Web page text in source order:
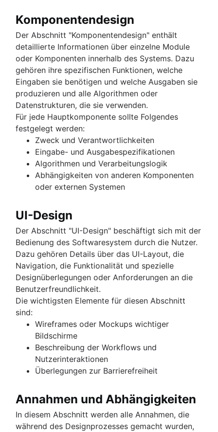
Komponentendesign
Der Abschnitt "Komponentendesign" enthält
detaillierte Informationen über einzelne Module
oder Komponenten innerhalb des Systems. Dazu
gehören ihre spezifischen Funktionen, welche
Eingaben sie benötigen und welche Ausgaben sie
produzieren und alle Algorithmen oder
Datenstrukturen, die sie verwenden.
Für jede Hauptkomponente sollte Folgendes
festgelegt werden:
Zweck und Verantwortlichkeiten
Eingabe- und Ausgabespezifikationen
Algorithmen und Verarbeitungslogik
Abhängigkeiten von anderen Komponenten
oder externen Systemen
UI-Design
Der Abschnitt "UI-Design" beschäftigt sich mit der
Bedienung des Softwaresystem durch die Nutzer.
Dazu gehören Details über das UI-Layout, die
Navigation, die Funktionalität und spezielle
Designüberlegungen oder Anforderungen an die
Benutzerfreundlichkeit.
Die wichtigsten Elemente für diesen Abschnitt
sind:
Wireframes oder Mockups wichtiger
Bildschirme
Beschreibung der Workflows und
Nutzerinteraktionen
Überlegungen zur Barrierefreiheit
Annahmen und Abhängigkeiten
In diesem Abschnitt werden alle Annahmen, die
während des Designprozesses gemacht wurden,